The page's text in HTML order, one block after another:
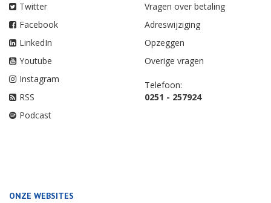
Twitter
Facebook
LinkedIn
Youtube
Instagram
RSS
Podcast
Vragen over betaling
Adreswijziging
Opzeggen
Overige vragen
Telefoon:
0251 - 257924
ONZE WEBSITES